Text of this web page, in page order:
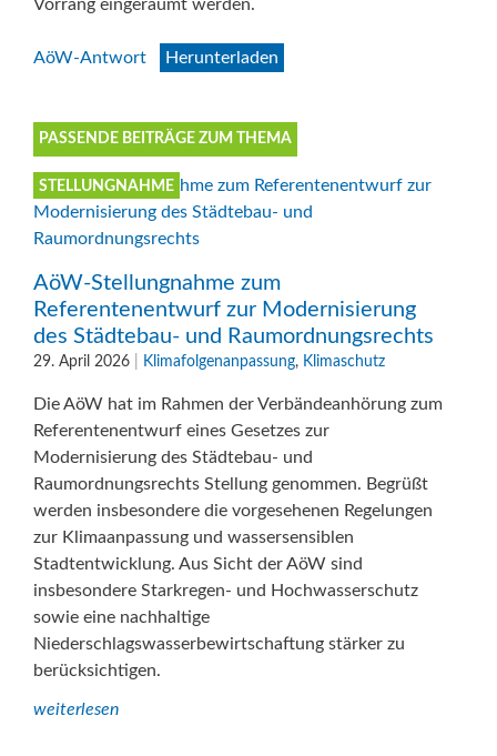
Vorrang eingeräumt werden.
AöW-Antwort Herunterladen
PASSENDE BEITRÄGE ZUM THEMA
STELLUNGNAHME
AöW-Stellungnahme zum
Referentenentwurf zur Modernisierung
des Städtebau- und Raumordnungsrechts
29. April 2026 Klimafolgenanpassung, Klimaschutz
Die AöW hat im Rahmen der Verbändeanhörung zum
Referentenentwurf eines Gesetzes zur
Modernisierung des Städtebau- und
Raumordnungsrechts Stellung genommen. Begrüßt
werden insbesondere die vorgesehenen Regelungen
zur Klimaanpassung und wassersensiblen
Stadtentwicklung. Aus Sicht der AöW sind
insbesondere Starkregen- und Hochwasserschutz
sowie eine nachhaltige
Niederschlagswasserbewirtschaftung stärker zu
berücksichtigen.
weiterlesen